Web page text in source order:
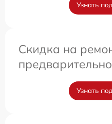
Узнать
Скидка на
Узнать